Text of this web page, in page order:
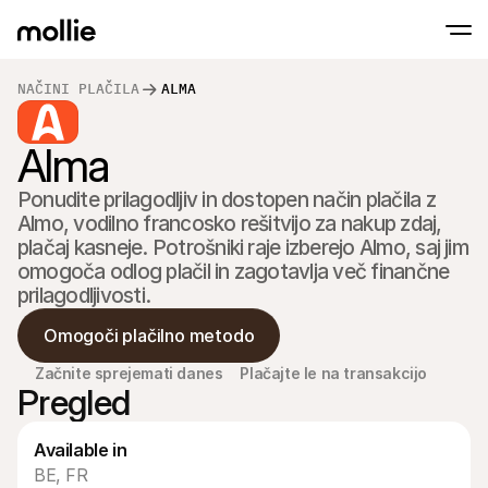
NAČINI PLAČILA ALMA
Alma
Ponudite prilagodljiv in dostopen način plačila z
Almo, vodilno francosko rešitvijo za nakup zdaj,
plačaj kasneje. Potrošniki raje izberejo Almo, saj jim
omogoča odlog plačil in zagotavlja več finančne
prilagodljivosti.
Omogoči plačilno metodo
Začnite sprejemati danes Plačajte le na transakcijo
Pregled
Available in
BE, FR
Sprejmite brezstična plačila neposredno
plačila
Fizična plačila
Sprejemajte plačila s
napravami
Checkout
Sprejemanje &
Preprečite goljufije
Partnerji
Spoznajte naš program partnerskih agencij